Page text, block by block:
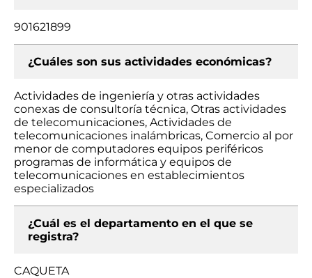
901621899
¿Cuáles son sus actividades económicas?
Actividades de ingeniería y otras actividades
conexas de consultoría técnica, Otras actividades
de telecomunicaciones, Actividades de
telecomunicaciones inalámbricas, Comercio al por
menor de computadores equipos periféricos
programas de informática y equipos de
telecomunicaciones en establecimientos
especializados
¿Cuál es el departamento en el que se
registra?
CAQUETA